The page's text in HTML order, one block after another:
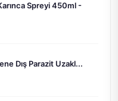
Spreyi 450ml -
Dış Parazit Uzakl...